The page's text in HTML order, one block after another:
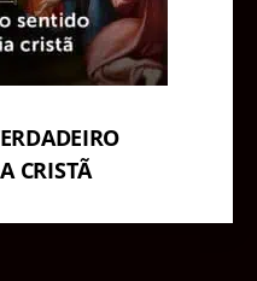
CRISTÃ